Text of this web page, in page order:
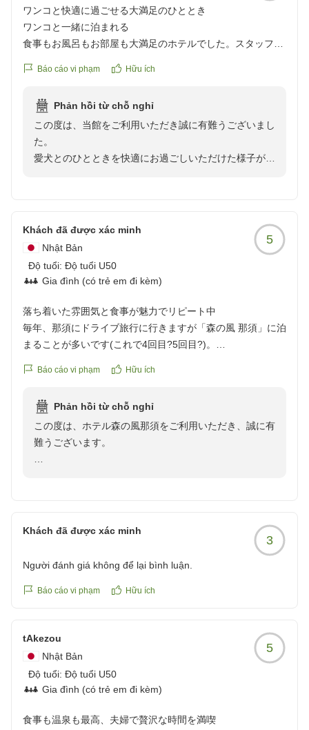
ワンコと快適に過ごせる大満足のひととき
ワンコと一緒に泊まれる
食事もお風呂もお部屋も大満足のホテルでした。スタッフの
https://review.travel.rakuten.co.jp/hotel/voice/167733?
reviewId=33123478222785
Báo cáo vi phạm Hữu ích
Phản hồi từ chỗ nghỉ
この度は、当館をご利用いただき誠に有難うございまし
た。
愛犬とのひとときを快適にお過ごしいただけた様子が伺
またのお越しを心よりお待ちしております。
Khách đã được xác minh
Nhật Bản
Độ tuổi: Độ tuổi U50
Gia đình (có trẻ em đi kèm)
5
落ち着いた雰囲気と食事が魅力でリピート中
毎年、那須にドライブ旅行に行きますが「森の風 那須」に泊
まることが多いです(これで4回目?5回目?)。
が...)
先を選択する重要な要素)
・夕朝食共に料理がおいしい、ちょうどいいボリューム(パ
ートナーは夕食のイタリアンがとても気に入ってます)
・過剰なサービス、足りないサービスがない(足す必要も、
する方にはもの足りないかもしれませんが、私たちにはちょ
先客が多かったためか、朝食を7時に指定できなかったのは
差し引いてもは5つです。満足しています。
他の画像やクチコミの詳細はこちらから
https://review.travel.rakuten.co.jp/hotel/voice/167733?
reviewId=33123478205378
Báo cáo vi phạm Hữu ích
Phản hồi từ chỗ nghỉ
この度は、ホテル森の風那須をご利用いただき、誠に有
難うございます。
は、ご不便をおかけし申し訳ございませんでした。
次回は、是非ご予約時にご相談いただけますと幸いで
またのお越しを心よりお待ちしております。
Khách đã được xác minh
3
Người đánh giá không để lại bình luận.
Báo cáo vi phạm Hữu ích
tAkezou
Nhật Bản
Độ tuổi: Độ tuổi U50
Gia đình (có trẻ em đi kèm)
5
食事も温泉も最高、夫婦で贅沢な時間を満喫